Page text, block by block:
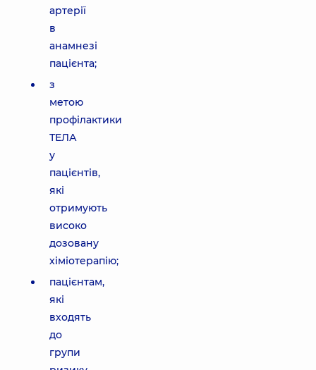
артерії
в
анамнезі
пацієнта;
з
метою
профілактики
ТЕЛА
у
пацієнтів,
які
отримують
високо
дозовану
хіміотерапію;
пацієнтам,
які
входять
до
групи